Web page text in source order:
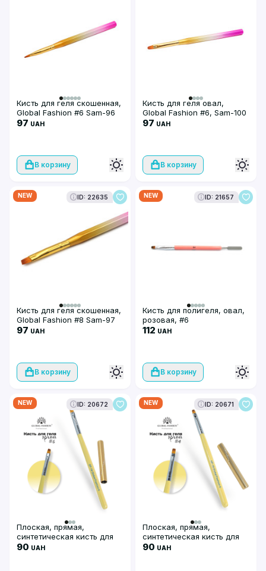
Кисть для геля скошенная,
Global Fashion #6 Sam-96
97 UAH
В корзину
Кисть для геля овал,
Global Fashion #6, Sam-100
97 UAH
В корзину
NEW ID: 22635
Кисть для геля скошенная,
Global Fashion #8 Sam-97
97 UAH
В корзину
NEW ID: 21657
Кисть для полигеля, овал,
розовая, #6
112 UAH
В корзину
NEW ID: 20672
Плоская, прямая,
синтетическая кисть для
геля № 6, Global Fashion,
90 UAH
NEW ID: 20671
Плоская, прямая,
синтетическая кисть для
геля № 4, Global Fashion,
90 UAH